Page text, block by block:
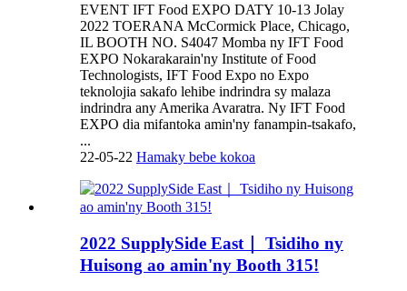
EVENT IFT Food EXPO DATY 10-13 Jolay
2022 TOERANA McCormick Place, Chicago,
IL BOOTH NO. S4047 Momba ny IFT Food
EXPO Nokarakarain'ny Institute of Food
Technologists, IFT Food Expo no Expo
teknolojia sakafo lehibe indrindra sy malaza
indrindra any Amerika Avaratra. Ny IFT Food
EXPO dia mifantoka amin'ny fanampin-tsakafo,
...
22-05-22 Hamaky bebe kokoa
2022 SupplySide East｜ Tsidiho ny
Huisong ao amin'ny Booth 315!